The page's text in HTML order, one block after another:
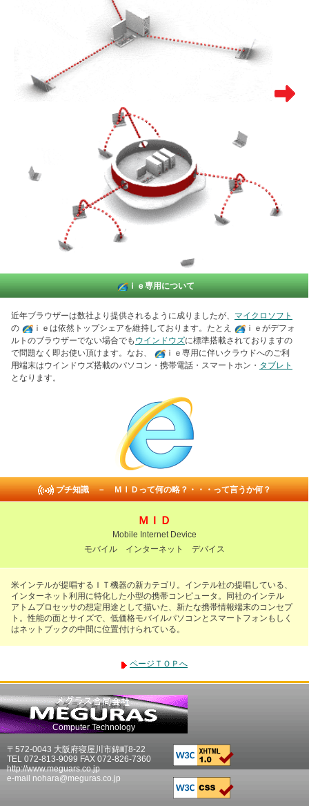
ｉｅ専用について
近年ブラウザーは数社より提供されるように成りましたが、 マイクロソフト
の
ｉｅ は依然トップシェアを維持しております。たとえ ｉｅ がデフォ
ルトのブラウザーでない場合でも ウインドウズに標準搭載されておりますの
で問題なく即お使い頂けます。なお、
ｉｅ 専用に伴いクラウドへのご利
用端末はウインドウズ搭載のパソコン・携帯電話・スマートホン・ タブレト
となります。
・プチ知識 － ＭＩＤって何の略？・・・って言うか何？
ＭＩＤ
Mobile Internet Device
モバイル インターネット デバイス
米インテルが提唱するＩＴ機器の新カテゴリ。インテル社の提唱している、
インターネット利用に特化した小型の携帯コンピュータ。同社のインテル
アトムプロセッサの想定用途として描いた、新たな携帯情報端末のコンセプ
ト。性能の面とサイズで、低価格モバイルパソコンとスマートフォンもしく
はネットブックの中間に位置付けられている。
ページＴＯＰへ
Computer Technology
〒572-0043 大阪府寝屋川市錦町8-22
TEL 072-813-9099 FAX 072-826-7360
http://www.meguars.co.jp
e-mail nohara@meguras.co.jp